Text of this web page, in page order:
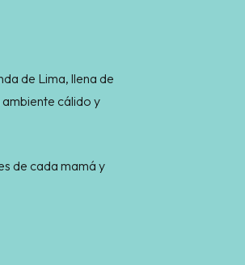
de Lima, llena de
cálido y
de cada mamá y